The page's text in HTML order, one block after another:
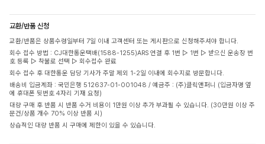
교환/반품 신청
교환/반품은 상품수령일부터 7일 이내 고객센터 또는 게시판으로 신청해주셔야 합니다.
회수 접수 방법 : CJ대한통운택배(1588-1255)ARS 연결 후 1번 ▷ 1번 ▷ 받으신 운송장 번
호 등록 ▷ 착불로 선택 ▷ 회수접수 완료
회수 접수 후 대한통운 담당 기사가 주말 제외 1-2일 이내에 회수지로 방문합니다.
배송비 입금계좌 : 국민은행 512637-01-001048 / 예금주 : (주)클릭앤퍼니 (입금자명 옆
에 휴대폰 뒷번호 4자리 기재 요청)
대량 구매 후 반품 시 반품 수거 비용이 1만원 이상 추가 부과될 수 있습니다. (30만원 이상 주
문건/상품 개수 70% 이상 반품 시)
상습적인 대량 반품 시 구매에 제한이 있을 수 있습니다.